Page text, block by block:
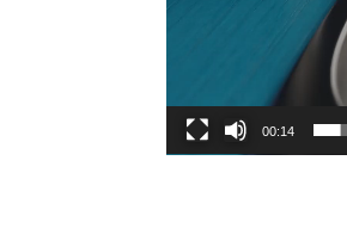
00:14